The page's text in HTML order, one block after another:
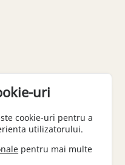
Termeni
Personale
uri
cookie-uri pentru a
utilizatorului.
pentru mai multe